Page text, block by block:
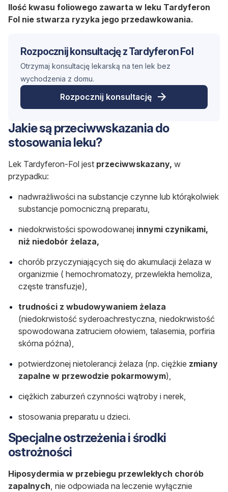
Ilość kwasu foliowego zawarta w leku Tardyferon
Fol nie stwarza ryzyka jego przedawkowania.
Rozpocznij konsultację z Tardyferon Fol
Otrzymaj konsultację lekarską na ten lek bez
wychodzenia z domu.
Rozpocznij konsultację
Jakie są przeciwwskazania do
stosowania leku?
Lek Tardyferon-Fol jest przeciwwskazany, w
przypadku:
nadwrażliwości na substancje czynne lub którąkolwiek
substancje pomocniczną preparatu,
niedokrwistości spowodowanej innymi czynikami,
niż niedobór żelaza,
chorób przyczyniających się do akumulacji żelaza w
organizmie ( hemochromatozy, przewlekła hemoliza,
częste transfuzje),
trudności z wbudowywaniem żelaza
(niedokrwistość syderoachrestyczna, niedokrwistość
spowodowana zatruciem ołowiem, talasemia, porfiria
skórna późna),
potwierdzonej nietolerancji żelaza (np. ciężkie zmiany
zapalne w przewodzie pokarmowym),
ciężkich zaburzeń czynności wątroby i nerek,
stosowania preparatu u dzieci.
Specjalne ostrzeżenia i środki
ostrożności
Hiposydermia w przebiegu przewlekłych chorób
zapalnych , nie odpowiada na leczenie wyłącznie